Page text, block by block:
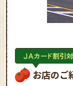
お店のご